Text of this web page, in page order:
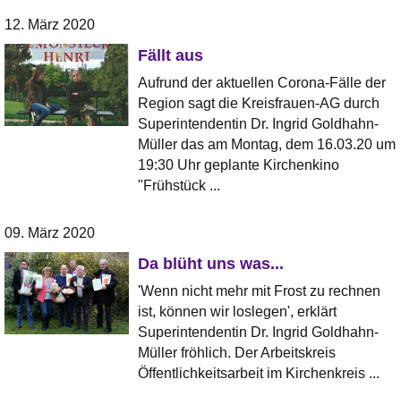
12. März 2020
Fällt aus
Aufrund der aktuellen Corona-Fälle der
Region sagt die Kreisfrauen-AG durch
Superintendentin Dr. Ingrid Goldhahn-
Müller das am Montag, dem 16.03.20 um
19:30 Uhr geplante Kirchenkino
"Frühstück ...
09. März 2020
Da blüht uns was...
'Wenn nicht mehr mit Frost zu rechnen
ist, können wir loslegen', erklärt
Superintendentin Dr. Ingrid Goldhahn-
Müller fröhlich. Der Arbeitskreis
Öffentlichkeitsarbeit im Kirchenkreis ...